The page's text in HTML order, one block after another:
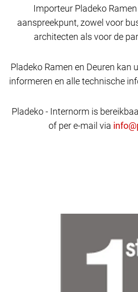
Importeur Pladeko
aanspreekpunt, zowel voor
architecten als voor de
Pladeko Ramen en Deuren kan
informeren en alle technische
Pladeko - Internorm is
of per e-mail via